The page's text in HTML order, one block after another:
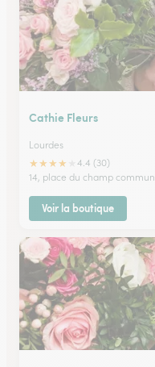
Cathie Fleurs
Lourdes
★★★★
4.4 (30)
14, place du champ commun
Voir la boutique